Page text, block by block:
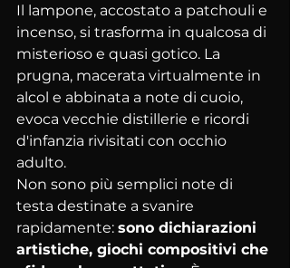
Il lampone, accostato a patchouli e
incenso, si trasforma in qualcosa di
misterioso e quasi gotico. La
prugna, macerata virtualmente in
alcol e abbinata a note di cuoio,
evoca vecchie distillerie e ricordi
d'infanzia rivisitati con occhio
adulto.
Non sono più semplici note di
testa destinate a svanire
rapidamente: sono dichiarazioni
artistiche, giochi compositivi che